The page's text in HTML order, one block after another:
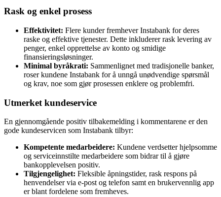
Rask og enkel prosess
Effektivitet: Flere kunder fremhever Instabank for deres
raske og effektive tjenester. Dette inkluderer rask levering av
penger, enkel opprettelse av konto og smidige
finansieringsløsninger.
Minimal byråkrati: Sammenlignet med tradisjonelle banker,
roser kundene Instabank for å unngå unødvendige spørsmål
og krav, noe som gjør prosessen enklere og problemfri.
Utmerket kundeservice
En gjennomgående positiv tilbakemelding i kommentarene er den
gode kundeservicen som Instabank tilbyr:
Kompetente medarbeidere: Kundene verdsetter hjelpsomme
og serviceinnstilte medarbeidere som bidrar til å gjøre
bankopplevelsen positiv.
Tilgjengelighet: Fleksible åpningstider, rask respons på
henvendelser via e-post og telefon samt en brukervennlig app
er blant fordelene som fremheves.